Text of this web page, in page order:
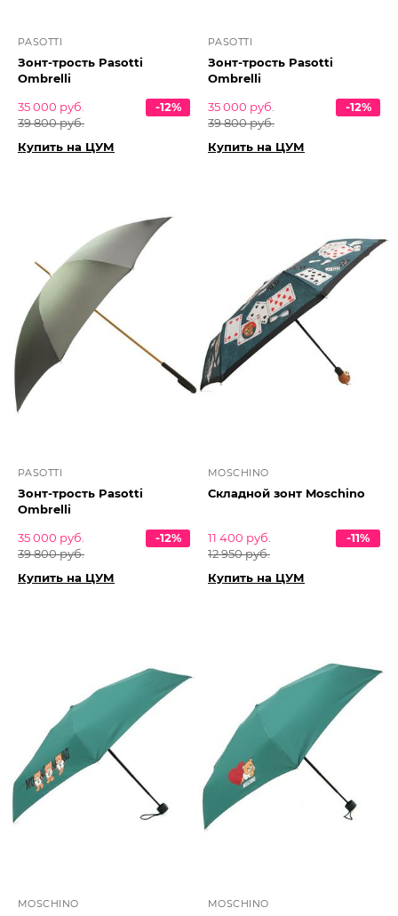
PASOTTI
Зонт-трость Pasotti
Ombrelli
35 000 руб.
39 800 руб.
-12%
Купить на ЦУМ
PASOTTI
Зонт-трость Pasotti
Ombrelli
35 000 руб.
39 800 руб.
-12%
Купить на ЦУМ
PASOTTI
Зонт-трость Pasotti
Ombrelli
35 000 руб.
39 800 руб.
-12%
Купить на ЦУМ
MOSCHINO
Складной зонт Moschino
11 400 руб.
12 950 руб.
-11%
Купить на ЦУМ
MOSCHINO MOSCHINO